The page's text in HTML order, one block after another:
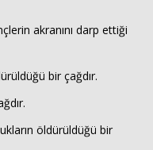
akranını darp ettiği
bir çağdır.
öldürüldüğü bir